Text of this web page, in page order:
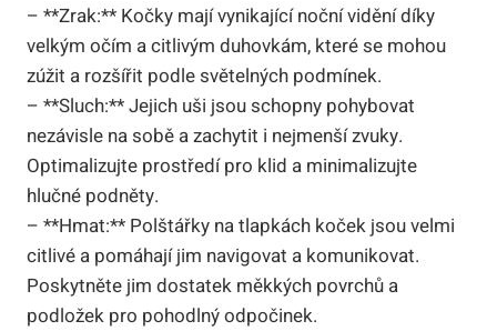
– **Zrak:** Kočky mají vynikající noční vidění díky
velkým očím a citlivým duhovkám, které se mohou
zúžit a rozšířit podle světelných podmínek.
– **Sluch:** Jejich uši jsou schopny pohybovat
nezávisle na sobě a zachytit i nejmenší zvuky.
Optimalizujte prostředí pro klid a minimalizujte
hlučné podněty.
– **Hmat:** Polštářky na tlapkách koček jsou velmi
citlivé a pomáhají jim navigovat a komunikovat.
Poskytněte jim dostatek měkkých povrchů a
podložek pro pohodlný odpočinek.